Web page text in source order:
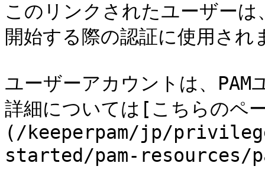
このリンクされたユーザー
開始する際の認証に使用され
ユーザーアカウントは、
詳細については[こちらのペ
(/keeperpam/jp/
started/pam-resources/